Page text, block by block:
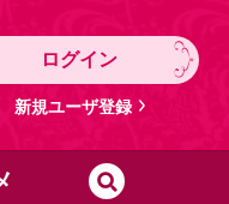
ログイン
新規ユーザ登録